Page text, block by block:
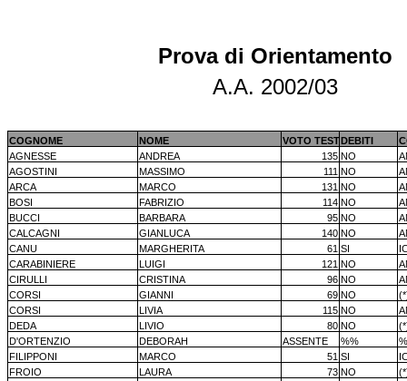
Prova di Orientamento
A.A. 2002/03
COGNOME NOME VOTO TESTDEBITI
AGNESSE
ANDREA 135 NO
AGOSTINI
MASSIMO 111 NO
ARCA
MARCO 131 NO
BOSI
FABRIZIO 114 NO
BUCCI
BARBARA 95 NO
CALCAGNI
GIANLUCA 140 NO
CANU
MARGHERITA 61 SI
CARABINIERE
LUIGI 121 NO
CIRULLI
CRISTINA 96 NO
CORSI
GIANNI 69 NO
CORSI
LIVIA 115 NO
DEDA
LIVIO 80 NO
D'ORTENZIO
DEBORAH ASSENTE %%
FILIPPONI
MARCO 51 SI
FROIO
LAURA 73 NO